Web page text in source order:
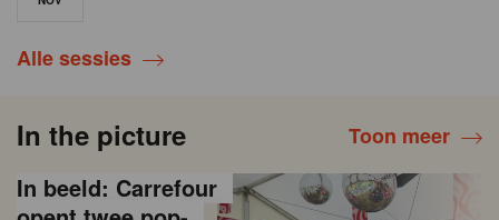
Alle sessies
In the picture Toon meer
In beeld: Carrefour